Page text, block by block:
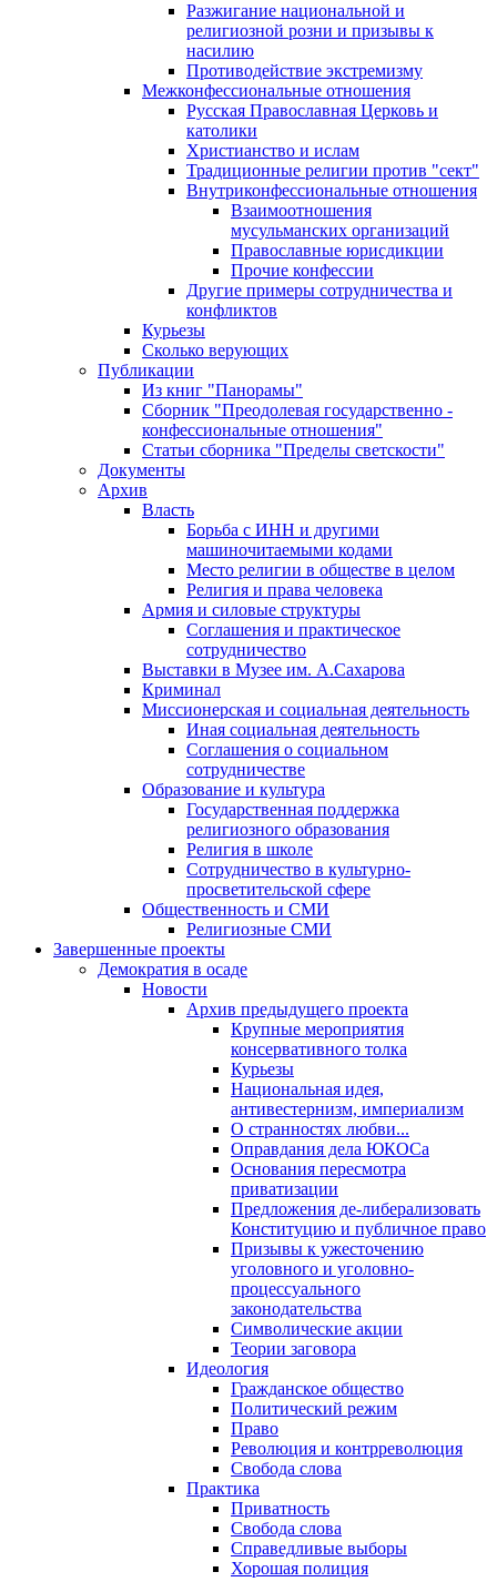
Разжигание национальной и
религиозной розни и призывы к
насилию
Противодействие экстремизму
Межконфессиональные отношения
Русская Православная Церковь и
католики
Христианство и ислам
Традиционные религии против "сект"
Внутриконфессиональные отношения
Взаимоотношения
мусульманских организаций
Православные юрисдикции
Прочие конфессии
Другие примеры сотрудничества и
конфликтов
Курьезы
Сколько верующих
Публикации
Из книг "Панорамы"
Сборник "Преодолевая государственно -
конфессиональные отношения"
Статьи сборника "Пределы светскости"
Документы
Архив
Власть
Борьба с ИНН и другими
машиночитаемыми кодами
Место религии в обществе в целом
Религия и права человека
Армия и силовые структуры
Соглашения и практическое
сотрудничество
Выставки в Музее им. А.Сахарова
Криминал
Миссионерская и социальная деятельность
Иная социальная деятельность
Соглашения о социальном
сотрудничестве
Образование и культура
Государственная поддержка
религиозного образования
Религия в школе
Сотрудничество в культурно-
просветительской сфере
Общественность и СМИ
Религиозные СМИ
Завершенные проекты
Демократия в осаде
Новости
Архив предыдущего проекта
Крупные мероприятия
консервативного толка
Курьезы
Национальная идея,
антивестернизм, империализм
О странностях любви...
Оправдания дела ЮКОСа
Основания пересмотра
приватизации
Предложения де-либерализовать
Конституцию и публичное право
Призывы к ужесточению
уголовного и уголовно-
процессуального
законодательства
Символические акции
Теории заговора
Идеология
Гражданское общество
Политический режим
Право
Революция и контрреволюция
Свобода слова
Практика
Приватность
Свобода слова
Справедливые выборы
Хорошая полиция